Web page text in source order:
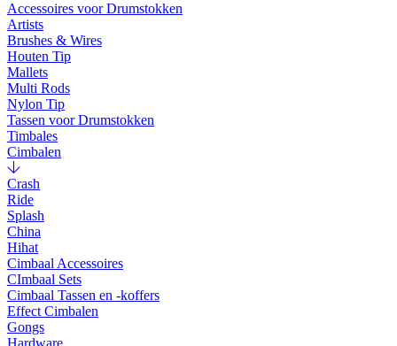
Accessoires voor Drumstokken
Artists
Brushes & Wires
Houten Tip
Mallets
Multi Rods
Nylon Tip
Tassen voor Drumstokken
Timbales
Cimbalen
Crash
Ride
Splash
China
Hihat
Cimbaal Accessoires
CImbaal Sets
Cimbaal Tassen en -koffers
Effect Cimbalen
Gongs
Hardware